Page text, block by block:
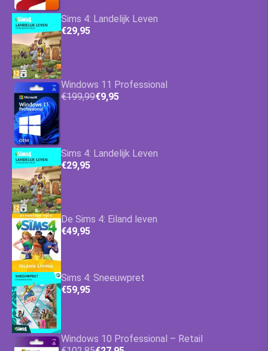
Sims 4: Landelijk Leven
€29,95
Windows 11 Professional
€199,99€9,95
Sims 4: Landelijk Leven
€29,95
De Sims 4: Eiland leven
€49,95
Sims 4: Sneeuwpret
€59,95
Windows 10 Professional – Retail